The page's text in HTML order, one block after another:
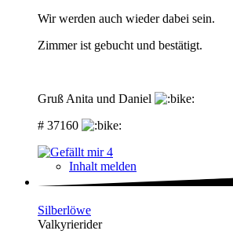
Wir werden auch wieder dabei sein.
Zimmer ist gebucht und bestätigt.
Gruß Anita und Daniel
# 37160
4
Inhalt melden
Silberlöwe
Valkyrierider